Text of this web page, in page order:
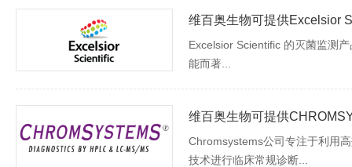
维百奥生物可提供Excelsior
Excelsior Scientific 的灭菌监测
能而著...
维百奥生物可提供
Chromsystems公司专注于利用
技术进行临床常规诊断...